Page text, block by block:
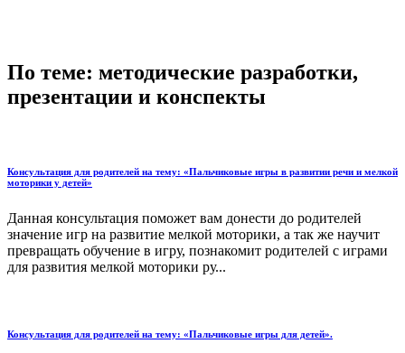
По теме: методические разработки,
презентации и конспекты
Консультация для родителей на тему: «Пальчиковые игры в развитии речи и мелкой
моторики у детей»
Данная консультация поможет вам донести до родителей
значение игр на развитие мелкой моторики, а так же научит
превращать обучение в игру, познакомит родителей с играми
для развития мелкой моторики ру...
Консультация для родителей на тему: «Пальчиковые игры для детей».